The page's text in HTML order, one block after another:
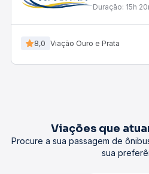
Duração: 15h
8,0 Viação Ouro e Prata
Viações que
Procure a sua passagem de
sua